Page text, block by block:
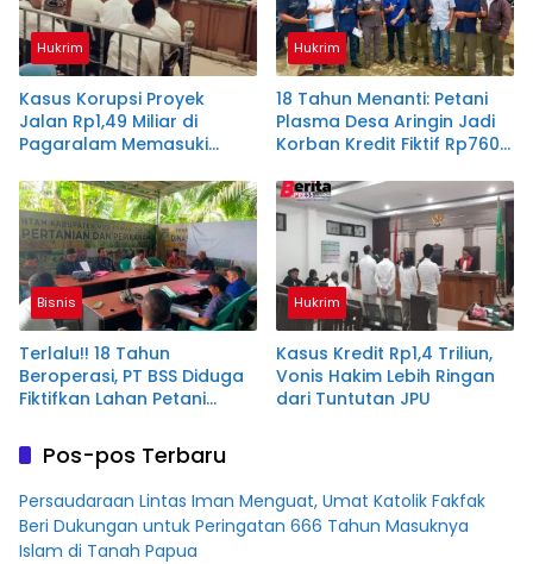
Hukrim
Kasus Korupsi Proyek
Jalan Rp1,49 Miliar di
Pagaralam Memasuki
Terdakwa Dituntut 2,5
Tahun Penjara
Hukrim
18 Tahun Menanti: Petani
Plasma Desa Aringin Jadi
Korban Kredit Fiktif Rp760
Bisnis
Terlalu!! 18 Tahun
Beroperasi, PT BSS Diduga
Fiktifkan Lahan Petani
Hukrim
Kasus Kredit Rp1,4 Triliun,
Vonis Hakim Lebih Ringan
dari Tuntutan JPU
Pos-pos Terbaru
Persaudaraan Lintas Iman Menguat, Umat Katolik Fakfak
Beri Dukungan untuk Peringatan 666 Tahun Masuknya
Islam di Tanah Papua